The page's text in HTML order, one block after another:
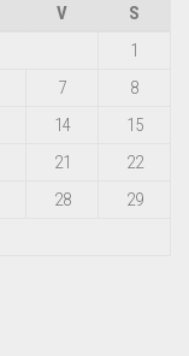
V
S
1
7
8
14
15
21
22
28
29